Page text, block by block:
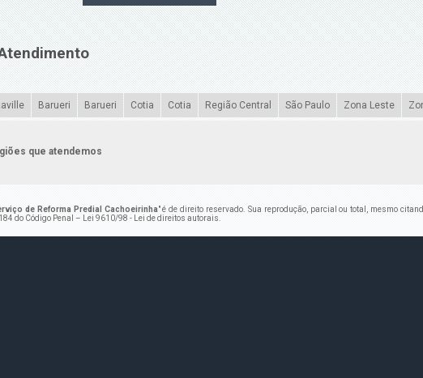
Barueri Barueri Cotia Cotia Região Central São Paulo Zona Leste
que atendemos
de Reforma Predial Cachoeirinha" é de direito reservado. Sua reprodução, parcial ou total, mesmo
do Código Penal –
Lei 9610/98 - Lei de direitos autorais